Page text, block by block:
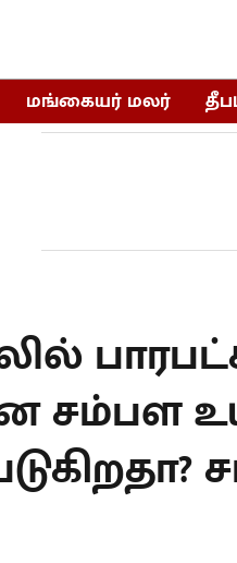
மங்கையர் மலர்
சம்பள